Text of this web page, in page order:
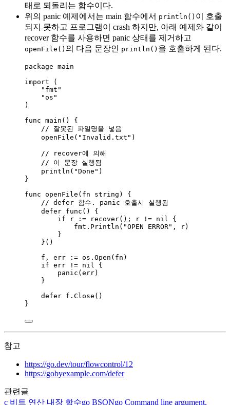
태로 되돌리는 함수이다.
위의 panic 예제에서는 main 함수에서 println() 이 호출
되지 못하고 프로그램이 crash 하지만, 아래 예제와 같이
recover 함수를 사용하면 panic 상태를 제거하고
openFile() 의 다음 문장인 println() 을 호출하게 된다.
package main
import (
" fmt "
"os "
)
func main () {
// 잘못된 파일명을 넣음
openFile ( " Invalid.txt " )
// recover에 의해
// 이 문장 실행됨
println ( "Done " )
}
func openFile ( fn string ) {
// defer 함수. panic 호출시 실행됨
defer func () {
if
r := recover(); r != nil {
fmt . Println ( "OPEN ERROR" , r)
}
}()
f , err := os . Open ( fn )
if err != nil {
panic ( err)
}
defer f . Close ()
}
참고
https://go.dev/tour/flowcontrol/12
https://gobyexample.com/defer
관련글
c 비트 연산 내장 함수go BSONgo Command line argument,